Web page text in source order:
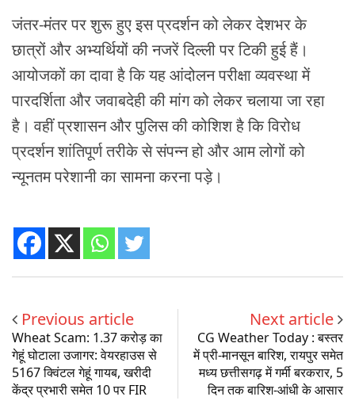
जंतर-मंतर पर शुरू हुए इस प्रदर्शन को लेकर देशभर के
छात्रों और अभ्यर्थियों की नजरें दिल्ली पर टिकी हुई हैं।
आयोजकों का दावा है कि यह आंदोलन परीक्षा व्यवस्था में
पारदर्शिता और जवाबदेही की मांग को लेकर चलाया जा रहा
है। वहीं प्रशासन और पुलिस की कोशिश है कि विरोध
प्रदर्शन शांतिपूर्ण तरीके से संपन्न हो और आम लोगों को
न्यूनतम परेशानी का सामना करना पड़े।
Previous article
Wheat Scam: 1.37 करोड़ का
गेहूं घोटाला उजागर: वेयरहाउस से
5167 क्विंटल गेहूं गायब, खरीदी
केंद्र प्रभारी समेत 10 पर FIR
Next article
CG Weather Today : बस्तर
में प्री-मानसून बारिश, रायपुर समेत
मध्य छत्तीसगढ़ में गर्मी बरकरार, 5
दिन तक बारिश-आंधी के आसार